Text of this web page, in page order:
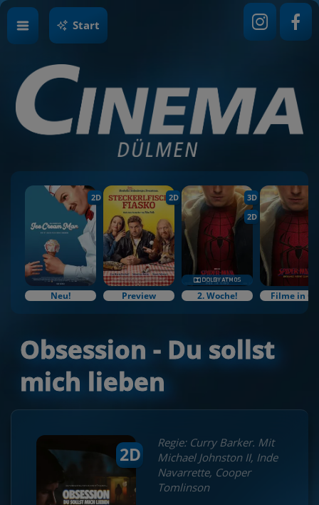
Start
2D
Neu!
2D
Preview
3D
2D
2. Woche! Filme in
Obsession - Du sollst
mich lieben
2D
Regie: Curry Barker. Mit
Michael Johnston II, Inde
Navarrette, Cooper
Tomlinson